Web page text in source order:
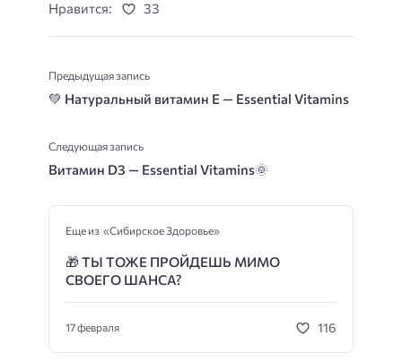
Нравится: 33
Предыдущая запись
💚 Натуральный витамин E — Essential Vitamins
Следующая запись
Витамин D3 — Essential Vitamins🌞
Еще из «Сибирское Здоровье»
🎁 ТЫ ТОЖЕ ПРОЙДЕШЬ МИМО
СВОЕГО ШАНСА?
17 февраля 116